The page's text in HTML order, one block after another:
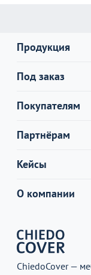
Продукция
Под заказ
Покупателям
Партнёрам
Кейсы
О компании
ChiedoCover —